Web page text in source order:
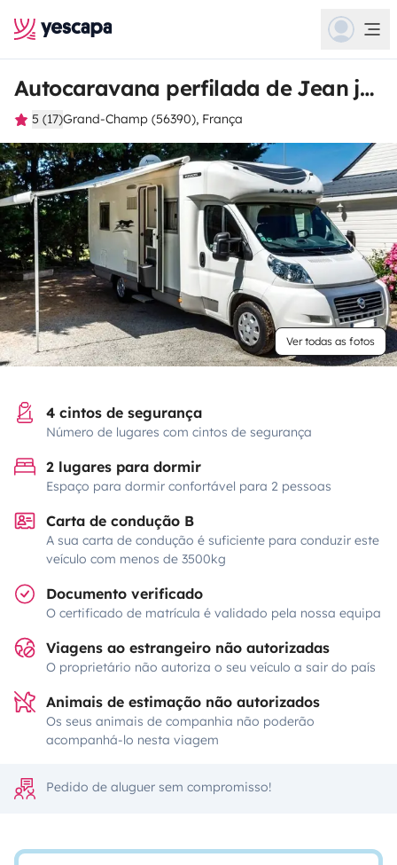
Autocaravana perfilada de Jean jacques
5 (17)Grand-Champ (56390), França
Ver todas as fotos
4 cintos de segurança
Número de lugares com cintos de segurança
2 lugares para dormir
Espaço para dormir confortável para 2 pessoas
Carta de condução B
A sua carta de condução é suficiente para conduzir este
veículo com menos de 3500kg
Documento verificado
O certificado de matrícula é validado pela nossa equipa
Viagens ao estrangeiro não autorizadas
O proprietário não autoriza o seu veículo a sair do país
Animais de estimação não autorizados
Os seus animais de companhia não poderão
acompanhá-lo nesta viagem
Pedido de aluguer sem compromisso!